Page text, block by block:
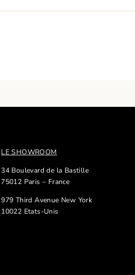
LE SHOWROOM
34 Boulevard de la Bastille
75012 Paris – France
979 Third Avenue New York
10022 Etats-Unis